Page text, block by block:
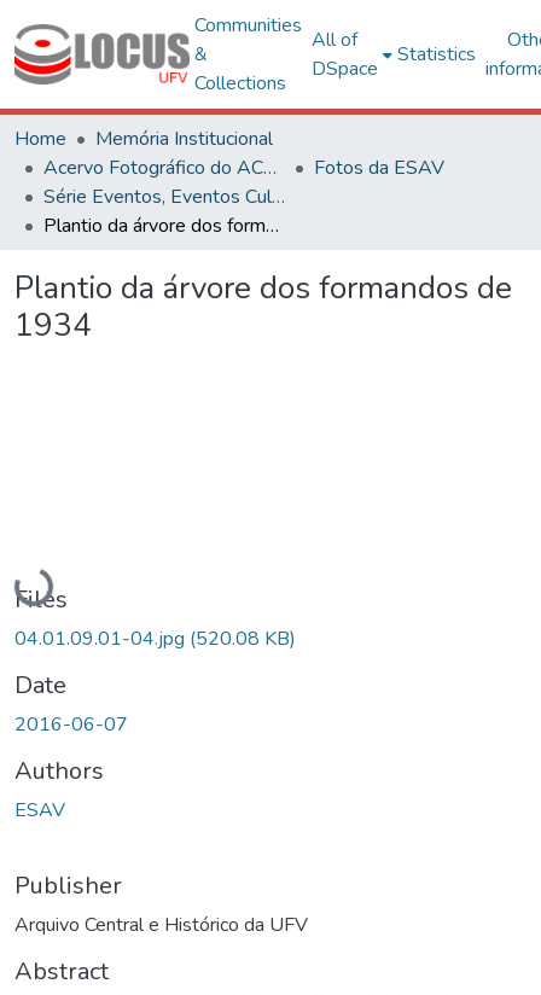
Communities
&
Collections
All of
DSpace
Statistics
Home
Memória Institucional
Acervo Fotográfico do ACH-UFV
Fotos da ESAV
Série Eventos, Eventos Culturais e Projetos
Plantio da árvore dos formandos de 1934
Plantio da árvore dos formandos de
1934
Loading...
Files
04.01.09.01-04.jpg (520.08 KB)
Date
2016-06-07
Authors
ESAV
Publisher
Arquivo Central e Histórico da UFV
Abstract